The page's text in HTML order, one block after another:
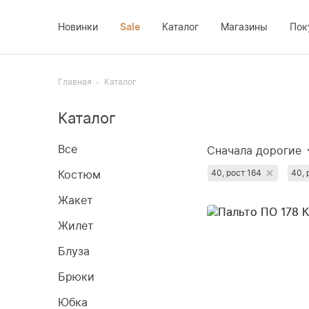
Новинки Sale Каталог
Костюм
Жилет
Блуза
Брюки
Юбка
Магазины
Доставка
Оплата
О компании
Контакты
Главная Каталог
Каталог
Все
Костюм
Жакет
Жилет
Блуза
Брюки
Юбка
Сначала дорогие
Сначала
Недавно
40, рост 164 40,